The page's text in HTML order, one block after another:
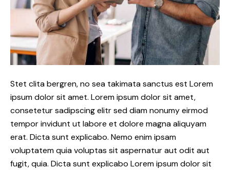
Stet clita bergren, no sea takimata sanctus est Lorem
ipsum dolor sit amet. Lorem ipsum dolor sit amet,
consetetur sadipscing elitr sed diam nonumy eirmod
tempor invidunt ut labore et dolore magna aliquyam
erat. Dicta sunt explicabo. Nemo enim ipsam
voluptatem quia voluptas sit aspernatur aut odit aut
fugit, quia. Dicta sunt explicabo Lorem ipsum dolor sit